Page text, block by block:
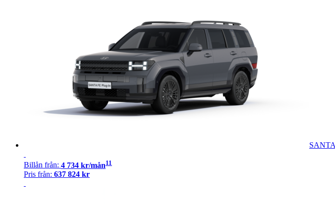
Billån från: 4 734 kr/mån11
Pris från: 637 824 kr